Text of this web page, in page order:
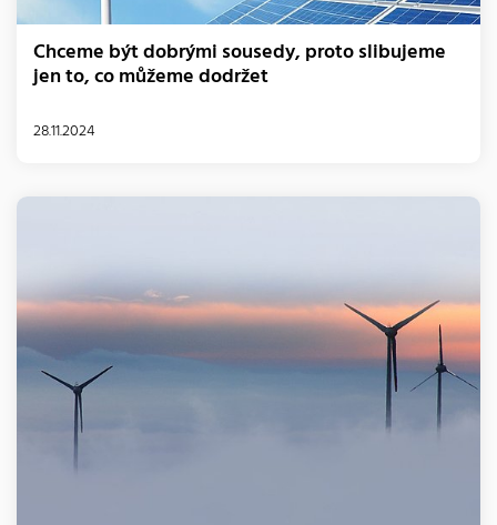
Chceme být dobrými sousedy, proto slibujeme
jen to, co můžeme dodržet
28.11.2024